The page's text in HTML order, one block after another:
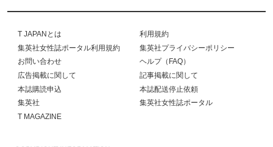
T JAPANとは
利用規約
集英社女性誌ポータル利用規約
集英社プライバシーポリシー
お問い合わせ
ヘルプ（FAQ）
広告掲載に関して
記事掲載に関して
本誌購読申込
本誌配送停止依頼
集英社
集英社女性誌ポータル
T MAGAZINE